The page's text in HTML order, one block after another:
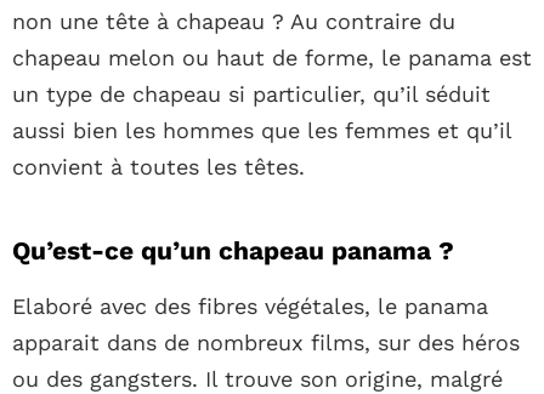
non une tête à chapeau ? Au contraire du
chapeau melon ou haut de forme, le panama est
un type de chapeau si particulier, qu’il séduit
aussi bien les hommes que les femmes et qu’il
convient à toutes les têtes.
Qu’est-ce qu’un chapeau panama ?
Elaboré avec des fibres végétales, le panama
apparait dans de nombreux films, sur des héros
ou des gangsters. Il trouve son origine, malgré